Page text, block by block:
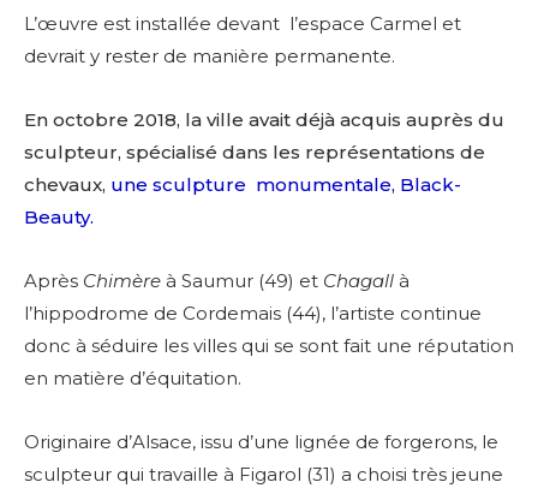
L’œuvre est installée devant l’espace Carmel et
devrait y rester de manière permanente.
En octobre 2018, la ville avait déjà acquis auprès du
sculpteur, spécialisé dans les représentations de
chevaux, une sculpture monumentale, Black-
Beauty.
Après Chimère à Saumur (49) et Chagall à
l’hippodrome de Cordemais (44), l’artiste continue
donc à séduire les villes qui se sont fait une réputation
en matière d’équitation.
Originaire d’Alsace, issu d’une lignée de forgerons, le
sculpteur qui travaille à Figarol (31) a choisi très jeune